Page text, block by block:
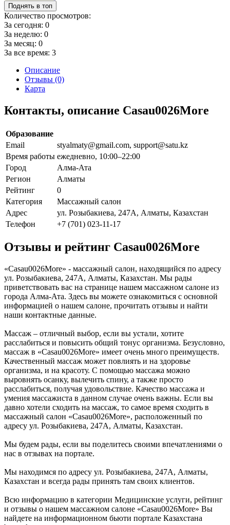
Поднять в топ
Количество просмотров:
За сегодня: 0
За неделю: 0
За месяц: 0
За все время: 3
Описание
Отзывы (0)
Карта
Контакты, описание Casau0026More
Образование
Email
styalmaty@gmail.com, support@satu.kz
Время работы ежедневно, 10:00–22:00
Город
Алма-Ата
Регион
Алматы
Рейтинг
0
Категория
Массажный салон
Адрес
ул. Розыбакиева, 247А, Алматы, Казахстан
Телефон
+7 (701) 023-11-17
Отзывы и рейтинг Casau0026More
«Casau0026More» - массажный салон, находящийся по адресу
ул. Розыбакиева, 247А, Алматы, Казахстан. Мы рады
приветствовать вас на странице нашем массажном салоне из
города Алма-Ата. Здесь вы можете ознакомиться с основной
информацией о нашем салоне, прочитать отзывы и найти
наши контактные данные.
Массаж – отличный выбор, если вы устали, хотите
расслабиться и повысить общий тонус организма. Безусловно,
массаж в «Casau0026More» имеет очень много преимуществ.
Качественный массаж может повлиять и на здоровье
организма, и на красоту. С помощью массажа можно
выровнять осанку, вылечить спину, а также просто
расслабиться, получая удовольствие. Качество массажа и
умения массажиста в данном случае очень важны. Если вы
давно хотели сходить на массаж, то самое время сходить в
массажный салон «Casau0026More», расположенный по
адресу ул. Розыбакиева, 247А, Алматы, Казахстан.
Мы будем рады, если вы поделитесь своими впечатлениями о
нас в отзывах на портале.
Мы находимся по адресу ул. Розыбакиева, 247А, Алматы,
Казахстан и всегда рады принять там своих клиентов.
Всю информацию в категории Медицинские услуги, рейтинг
и отзывы о нашем массажном салоне «Casau0026More» Вы
найдете на информационном бьюти портале Казахстана